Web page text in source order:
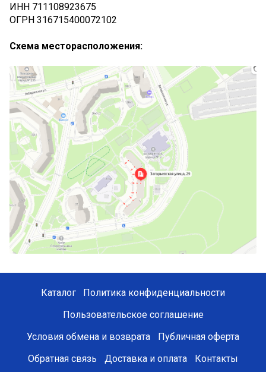
ИНН 711108923675
ОГРН 316715400072102
Схема месторасположения:
Каталог
Политика конфиденциальности
Пользовательское соглашение
Условия обмена и возврата
Публичная оферта
Обратная связь
Доставка и оплата Контакты